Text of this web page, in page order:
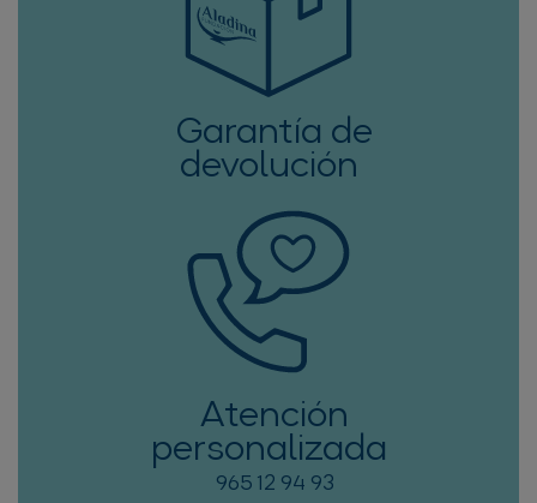
Garantía de
devolución
Atención
personalizada
965 12 94 93